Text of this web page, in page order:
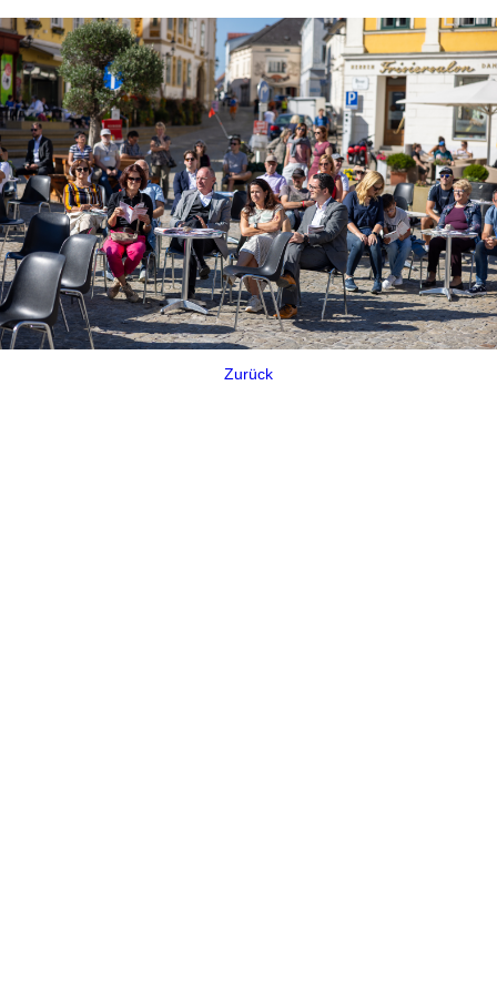
Zurück